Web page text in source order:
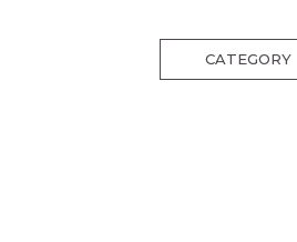
CATEGORY